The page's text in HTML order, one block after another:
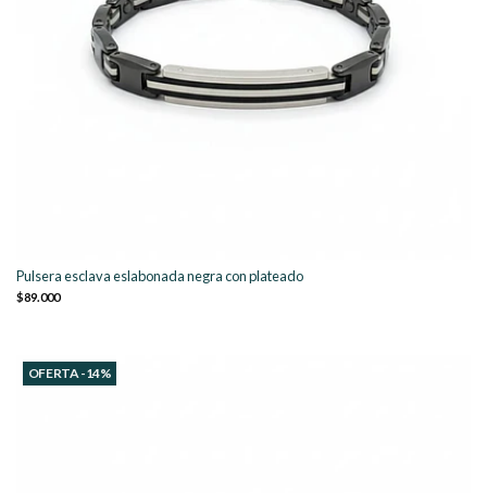
Pulsera esclava eslabonada negra con plateado
$89.000
OFERTA -14%